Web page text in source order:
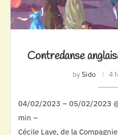
Contredanse
bySido 4
04/02/2023 – 05/02/2023
min –
Cécile Laye, de la